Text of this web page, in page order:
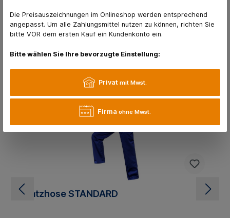
Latzhose STANDARD
Die Preisauszeichnungen im Onlineshop werden entsprechend
angepasst. Um alle Zahlungsmittel nutzen zu können, richten Sie
bitte VOR dem ersten Kauf ein Kundenkonto ein.
Bitte wählen Sie Ihre bevorzugte Einstellung:
Privat mit Mwst.
Firma ohne Mwst.